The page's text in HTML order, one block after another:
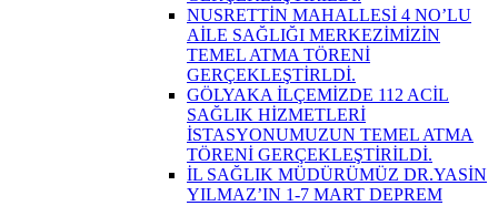
NUSRETTİN MAHALLESİ 4 NO’LU
AİLE SAĞLIĞI MERKEZİMİZİN
TEMEL ATMA TÖRENİ
GERÇEKLEŞTİRLDİ.
GÖLYAKA İLÇEMİZDE 112 ACİL
SAĞLIK HİZMETLERİ
İSTASYONUMUZUN TEMEL ATMA
TÖRENİ GERÇEKLEŞTİRİLDİ.
İL SAĞLIK MÜDÜRÜMÜZ DR.YASİN
YILMAZ’IN 1-7 MART DEPREM